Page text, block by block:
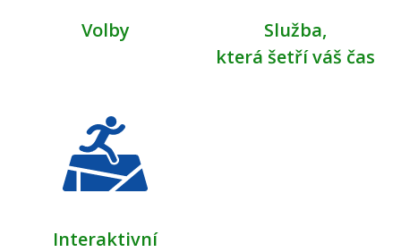
Volby
Služba,
která šetří váš čas
Interaktivní